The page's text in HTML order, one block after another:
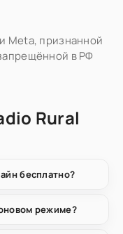
Meta, признанной
в РФ
Rural
бесплатно?
режиме?